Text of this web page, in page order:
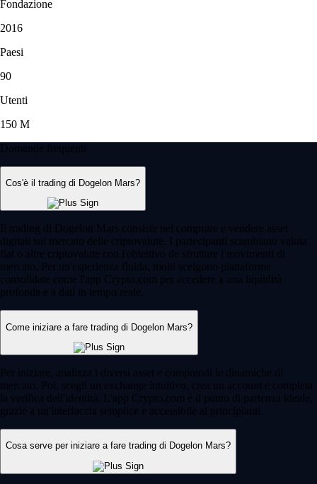
Fondazione
2016
Paesi
90
Utenti
150 M
Domande frequenti
Cos'è il trading di Dogelon Mars?
Il trading di Dogelon Mars consiste nel comprare e vendere asset
digitali sul mercato delle criptovalute. I partecipanti scambiano valuta
fiat o altre criptovalute con l'obiettivo de sfruttare i movimenti di
mercato. Per un'esperienza fluida, molti scelgono piattaforme
consolidate come l'app Crypto.com per accedere a una liquidità
profonda e a dati in tempo reale.
Come iniziare a fare trading di Dogelon Mars?
Per iniziare, analizza i diversi asset e comprendi le dinamiche di
mercato. Poi, scegli un exchange intuitivo, crea un account e completa
la verifica dell'identità. L'app Crypto.com è il punto di partenza ideale,
grazie a un'interfaccia semplice e accessibile ai principianti.
Cosa serve per iniziare a fare trading di Dogelon Mars?